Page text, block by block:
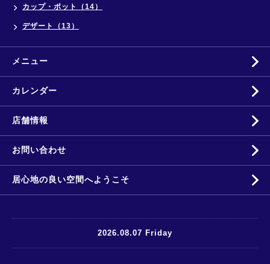
カップ・ポット（14）
デザート（13）
メニュー
カレンダー
店舗情報
お問い合わせ
居心地の良い空間へようこそ
2026.08.07 Friday